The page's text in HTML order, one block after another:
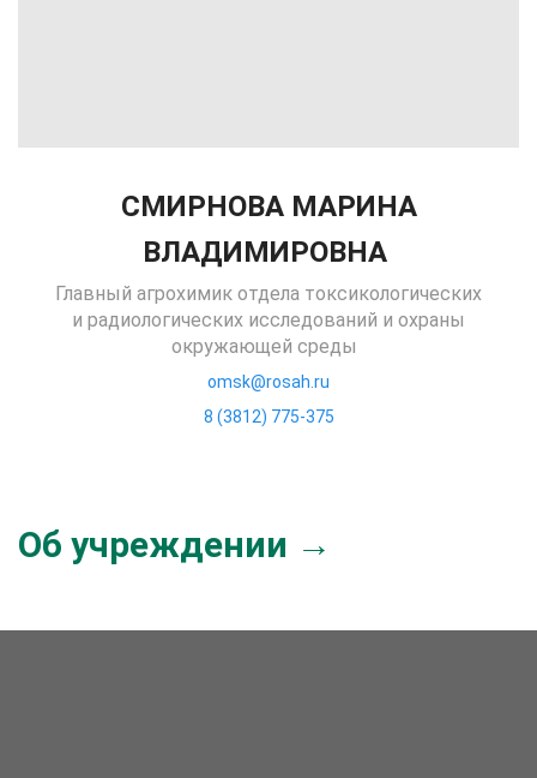
СМИРНОВА МАРИНА
ВЛАДИМИРОВНА
Главный агрохимик отдела токсикологических
и радиологических исследований и охраны
окружающей среды
omsk@rosah.ru
8 (3812) 775-375
Об учреждении →